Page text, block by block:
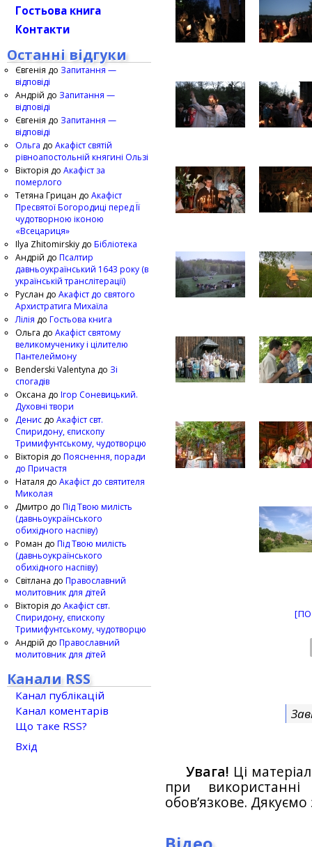
Увага! Ці
при
обов’язкове.
Гостьова книга
Контакти
Останні відгуки
Євгенія до Запитання —
відповіді
Андрій до Запитання —
відповіді
Євгенія до Запитання —
відповіді
Ольга до Акафіст святій
рівноапостольній княгині Ользі
Вікторія до Акафіст за
померлого
Тетяна Грицан до Акафіст
Пресвятої Богородиці перед Її
чудотворною іконою
«Всецариця»
Ilya Zhitomirskiy до Бібліотека
Андрій до Псалтир
давньоукраїнський 1643 року (в
українській транслітерації)
Руслан до Акафіст до святого
Архистратига Михаїла
Лілія до Гостьова книга
Ольга до Акафіст святому
великомученику і цілителю
Пантелеймону
Benderski Valentyna до Зі
спогадів
Оксана до Ігор Соневицький.
Духовні твори
Денис до Акафіст свт.
Спиридону, єпископу
Тримифунтському, чудотворцю
Вікторія до Пояснення, поради
до Причастя
Наталя до Акафіст до святителя
Миколая
Дмитро до Під Твою милість
(давньоукраїнського
обихідного наспіву)
Роман до Під Твою милість
(давньоукраїнського
обихідного наспіву)
Світлана до Православний
молитовник для дітей
Вікторія до Акафіст свт.
Спиридону, єпископу
Тримифунтському, чудотворцю
Андрій до Православний
молитовник для дітей
Канали RSS
Канал публікацій
Канал коментарів
Що таке RSS?
Вхід